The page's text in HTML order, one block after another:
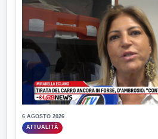
6 AGOSTO 2026
ATTUALITÀ